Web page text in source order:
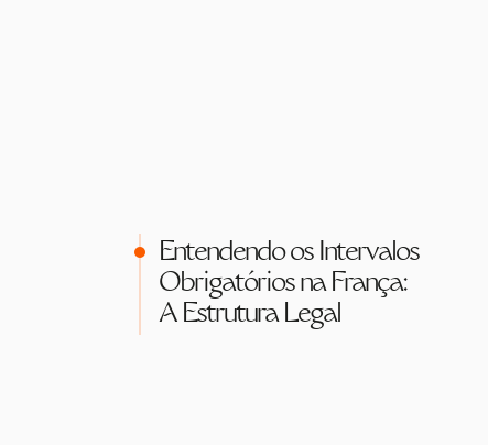
Entendendo os Intervalos
Obrigatórios na França:
A Estrutura Legal